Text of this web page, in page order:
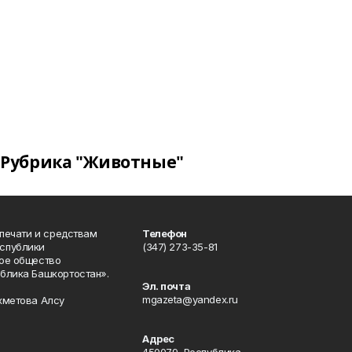
Рубрика "Животные"
и средствам
общество
Башкортостан».
Алсу
Телефон
(347) 273-35-81
Эл. почта
mgazeta@yandex.ru
Адрес